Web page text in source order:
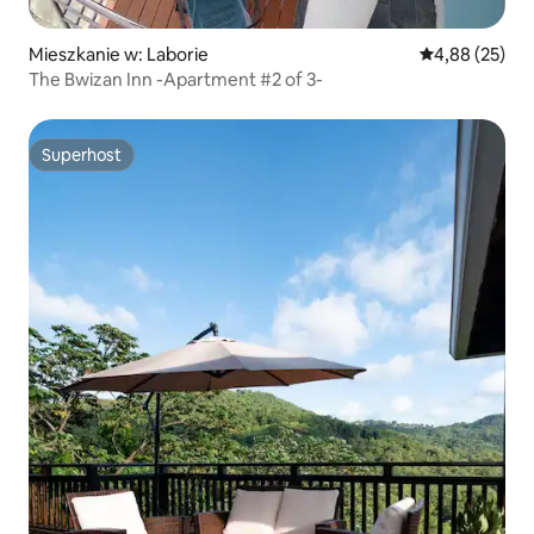
Mieszkanie w: Laborie Średnia
4,88 (25)
The Bwizan Inn -Apartment #2 of 3-
Superhost
Superhost